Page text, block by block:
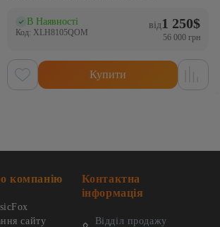
В Наявності
(0)
Код: XLH8105QOM
від1 250$
56 000 грн
Купити
компанію
сайту
Контактна
інформація
Відділ продажу